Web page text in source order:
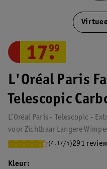
L'Oréal Paris
Telescopic
L’Oréal Paris - Telescopic -
voor Zichtbaar Langere
(4.37/5)291
17.
99
Kleur